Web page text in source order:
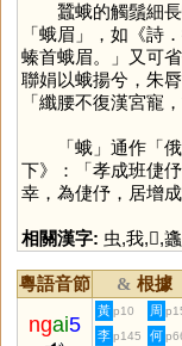
蠶蛾的觸鬚細長
「蛾眉」，如《詩
螓首蛾眉。」又可
聯娟以蛾揚兮，朱
「纖腰不復漢宮寵
「蛾」通作「俄
下》：「孝成班倢
幸，為倢伃，居增
相關漢字: 虫,我,𧒎,蠭
粵語音節 & 根據
ngai5
黃 p10 周
李 p145 何